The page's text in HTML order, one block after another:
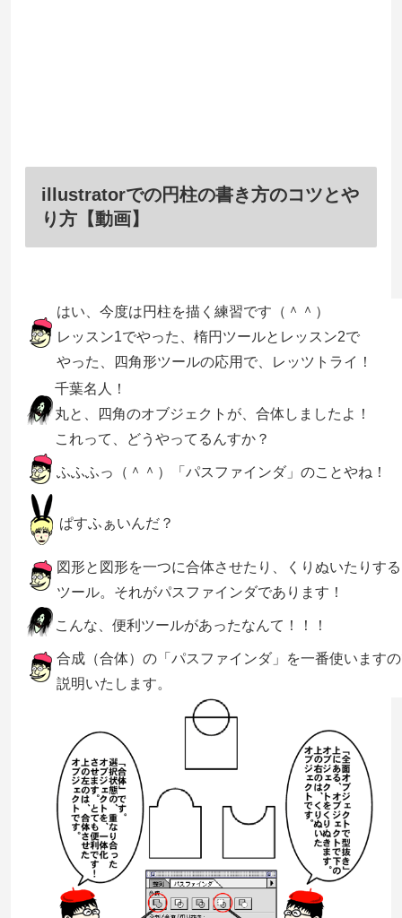
illustratorでの円柱の書き方のコツとや
り方【動画】
はい、今度は円柱を描く練習です（＾＾）
レッスン1でやった、楕円ツールとレッスン2で
やった、四角形ツールの応用で、レッツトライ！
千葉名人！
丸と、四角のオブジェクトが、合体しましたよ！
これって、どうやってるんすか？
ふふふっ（＾＾）「パスファインダ」のことやね！
ぱすふぁいんだ？
図形と図形を一つに合体させたり、くりぬいたりす
ツール。それがパスファインダであります！
こんな、便利ツールがあったなんて！！！
合成（合体）の「パスファインダ」を一番使います
説明いたします。